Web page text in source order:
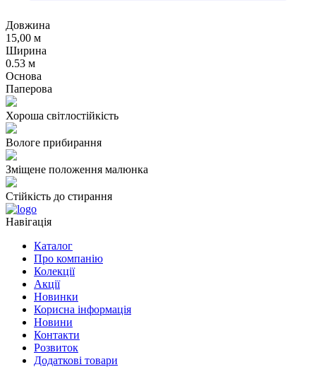
Довжина
15,00 м
Ширина
0.53 м
Основа
Паперова
Хороша світлостійкість
Вологе прибирання
Зміщене положення малюнка
Стійкість до стирання
Навігація
Каталог
Про компанію
Колекції
Акції
Новинки
Корисна інформація
Новини
Контакти
Розвиток
Додаткові товари